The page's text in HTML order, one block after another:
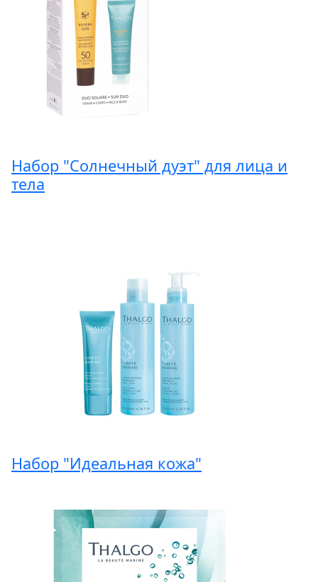
Набор "Солнечный дуэт" для лица и
тела
Набор "Идеальная кожа"